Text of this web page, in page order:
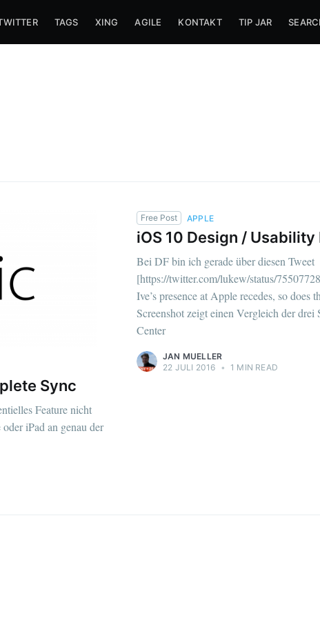
TAGS XING AGILE KONTAKT TIP JAR
Sync
Feature nicht
iPad an genau der
Free Post APPLE
iOS 10 Design /
Bei DF bin ich gerade über diesen Tweet
[https://twitter.com/lukew/status/
Ive’s presence at Apple recedes, so
Screenshot zeigt einen Vergleich der
Center
JAN MUELLER
22 JULI 2016 • 1 MIN READ